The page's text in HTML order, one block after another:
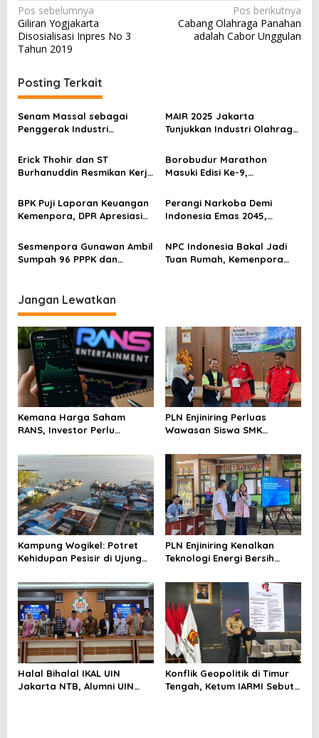
N
a
v
i
g
a
s
i
p
s
Pos sebelumnya
Giliran Yogjakarta
Disosialisasi Inpres No 3
Tahun 2019
Pos berikutnya
Cabang Olahraga Panahan
adalah Cabor Unggulan
Posting Terkait
Senam Massal sebagai
Penggerak Industri
2025 untuk Ekonomi
Nasional
MAIR 2025 Jakarta
Tunjukkan Industri Olahraga
Erick Thohir dan ST
Burhanuddin Resmikan Kerja
Program Pemuda dan
Olahraga
Borobudur Marathon
Masuki Edisi Ke-9,
Kolaborasi
BPK Puji Laporan Keuangan
Kemenpora, DPR Apresiasi
Perangi Narkoba Demi
Indonesia Emas 2045,
Sesmenpora Gunawan Ambil
Sumpah 96 PPPK dan
NPC Indonesia Bakal Jadi
Tuan Rumah, Kemenpora
Jangan Lewatkan
Kemana Harga Saham
RANS, Investor Perlu
Menghindari Spekulasi
Berlebihan
PLN Enjiniring Perluas
Wawasan Siswa SMK
Perubahan Iklim
Kampung Wogikel: Potret
Kehidupan Pesisir di Ujung
Bertahan di Tengah
Keterbatasan
PLN Enjiniring Kenalkan
Teknologi Energi Bersih
Halal Bihalal IKAL UIN
Jakarta NTB, Alumni UIN
Konflik Geopolitik di Timur
Tengah, Ketum IARMI Sebut